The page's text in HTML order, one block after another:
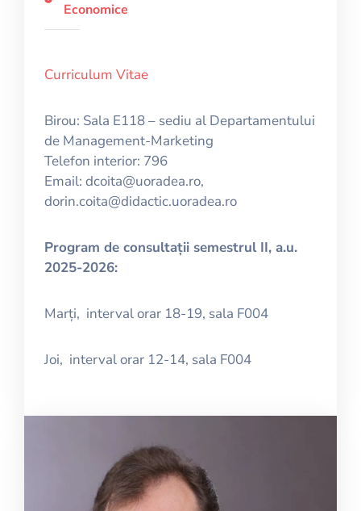
Economice
Curriculum Vitae
Birou: Sala E118 – sediu al Departamentului
de Management-Marketing
Telefon interior: 796
Email: dcoita@uoradea.ro,
dorin.coita@didactic.uoradea.ro
Program de consultații semestrul II, a.u.
2025-2026:
Marți, interval orar 18-19, sala F004
Joi, interval orar 12-14, sala F004